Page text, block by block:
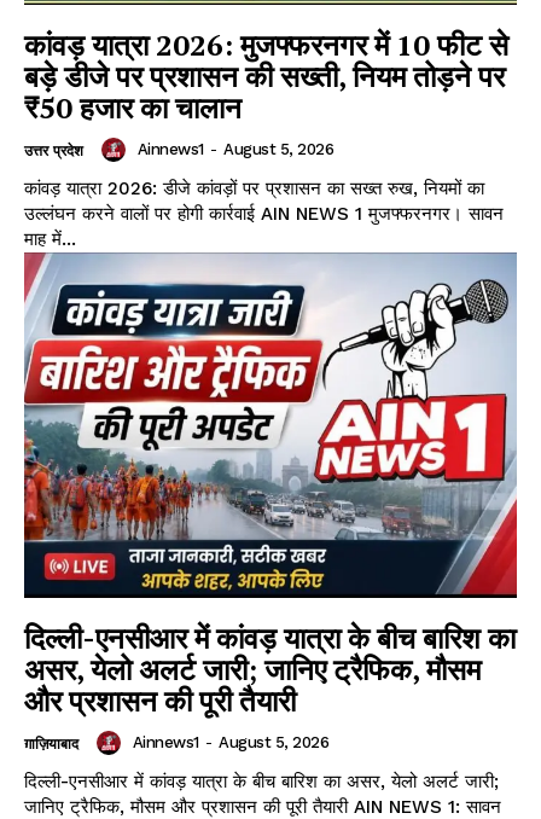
Facebook
X WhatsApp
Share
Read Latest News on AIN
NEWS 1 App
DOWNLOAD NOW
AIN NEWS 1
कांवड़ यात्रा 2026: मुजफ्फरनगर में 10 फीट से
बड़े डीजे पर प्रशासन की सख्ती, नियम तोड़ने पर
₹50 हजार का चालान
उत्तर प्रदेश Ainnews1 - August 5, 2026
कांवड़ यात्रा 2026: डीजे कांवड़ों पर प्रशासन का सख्त रुख, नियमों का
उल्लंघन करने वालों पर होगी कार्रवाई AIN NEWS 1 मुजफ्फरनगर। सावन
माह में...
दिल्ली-एनसीआर में कांवड़ यात्रा के बीच बारिश का
असर, येलो अलर्ट जारी; जानिए ट्रैफिक, मौसम
और प्रशासन की पूरी तैयारी
ग़ाज़ियाबाद Ainnews1 - August 5, 2026
दिल्ली-एनसीआर में कांवड़ यात्रा के बीच बारिश का असर, येलो अलर्ट जारी;
जानिए ट्रैफिक, मौसम और प्रशासन की पूरी तैयारी AIN NEWS 1: सावन